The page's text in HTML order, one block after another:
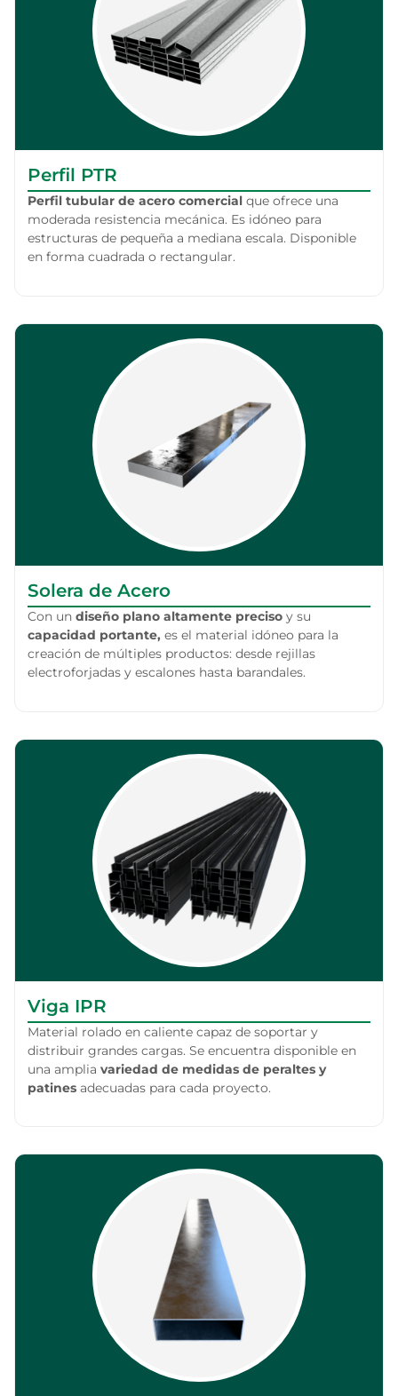
Perfil PTR
Perfil tubular de acero comercial que ofrece una
moderada resistencia mecánica. Es idóneo para
estructuras de pequeña a mediana escala. Disponible
en forma cuadrada o rectangular.
Solera de Acero
Con un diseño plano altamente preciso y su
capacidad portante, es el material idóneo para la
creación de múltiples productos: desde rejillas
electroforjadas y escalones hasta barandales.
Viga IPR
Material rolado en caliente capaz de soportar y
distribuir grandes cargas. Se encuentra disponible en
una amplia variedad de medidas de peraltes y
patines adecuadas para cada proyecto.